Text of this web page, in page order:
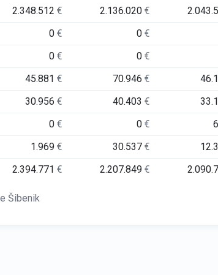
2.348.512€ 2.136.020€
0€ 0€
0€ 0€
45.881€ 70.946€
30.956€ 40.403€
0€ 0€
1.969€ 30.537€
2.394.771€ 2.207.849€
Šibenik